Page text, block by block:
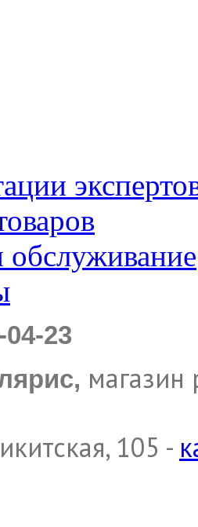
обслуживание
04-23
магазин
105 -